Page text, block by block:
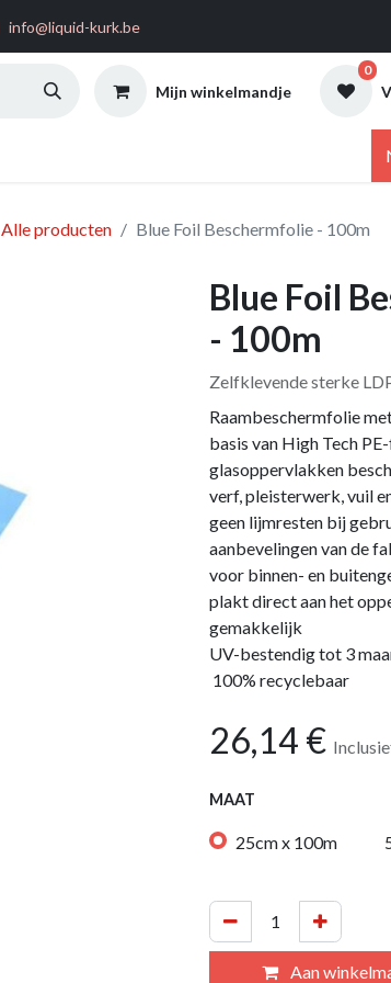
info@liquid-kurk.be
Mijn winkelmandje
0
Alle producten Blue Foil Beschermfolie - 100m
Blue Foil
- 100m
Zelfklevende sterke
Raambeschermfolie
basis van High Tech
glasoppervlakken
verf, pleisterwerk, vuil
geen lijmresten bij
aanbevelingen van de
voor binnen- en
plakt direct aan het
gemakkelijk
UV-bestendig tot 3
100% recyclebaar
26,14 €
MAAT
25cm x 100m
Aan